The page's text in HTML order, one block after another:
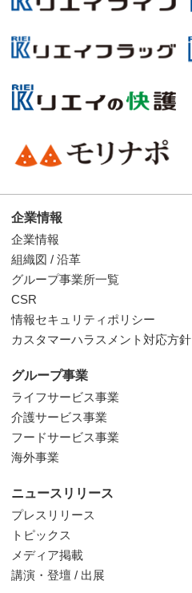
企業情報
企業情報
組織図 / 沿革
グループ事業所一覧
CSR
情報セキュリティポリシー
カスタマーハラスメント対応方針
グループ事業
ライフサービス事業
介護サービス事業
フードサービス事業
海外事業
ニュースリリース
プレスリリース
トピックス
メディア掲載
講演・登壇 / 出展